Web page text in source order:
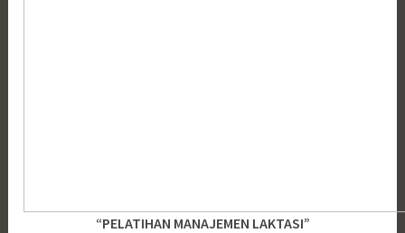
“PELATIHAN MANAJEMEN LAKTASI”